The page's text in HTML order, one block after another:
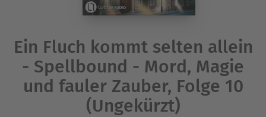
Ein Fluch kommt selten allein
- Spellbound - Mord, Magie
und fauler Zauber, Folge 10
(Ungekürzt)